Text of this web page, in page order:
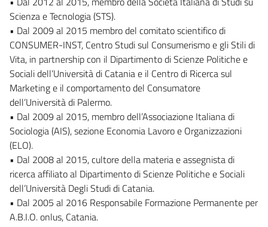
Scienza e Tecnologia (STS).
• Dal 2009 al 2015 membro del comitato scientifico di
CONSUMER-INST, Centro Studi sul Consumerismo e gli Stili di
Vita, in partnership con il Dipartimento di Scienze Politiche e
Sociali dell’Università di Catania e il Centro di Ricerca sul
Marketing e il comportamento del Consumatore
dell’Università di Palermo.
• Dal 2009 al 2015, membro dell’Associazione Italiana di
Sociologia (AIS), sezione Economia Lavoro e Organizzazioni
(ELO).
• Dal 2008 al 2015, cultore della materia e assegnista di
ricerca affiliato al Dipartimento di Scienze Politiche e Sociali
dell’Università Degli Studi di Catania.
• Dal 2005 al 2016 Responsabile Formazione Permanente per
A.B.I.O. onlus, Catania.